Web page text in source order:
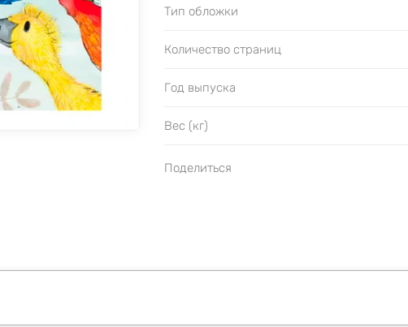
Тип обложки
Количество страниц
Год выпуска
Вес (кг)
Поделиться